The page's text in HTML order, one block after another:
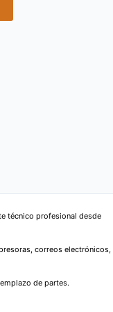
técnico profesional desde
correos electrónicos,
de partes.